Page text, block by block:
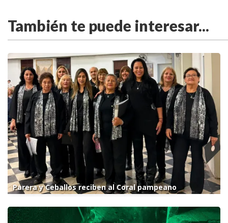
También te puede interesar...
Parera y Ceballos reciben al Coral pampeano